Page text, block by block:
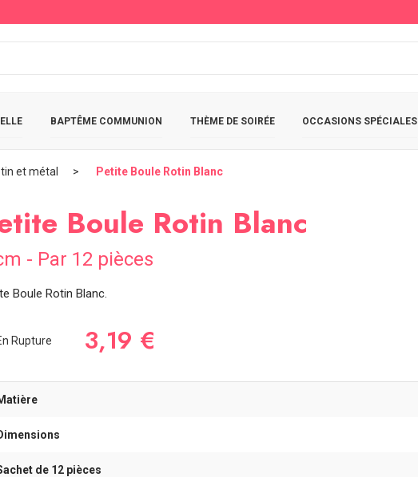
BAPTÊME COMMUNION THÈME DE SOIRÉE OCCASIONS SPÉCIALES
et métal Petite Boule Rotin Blanc
Boule Rotin Blanc
- Par 12 pièces
Boule Rotin Blanc.
Rupture 3,19 €
de 12 pièces